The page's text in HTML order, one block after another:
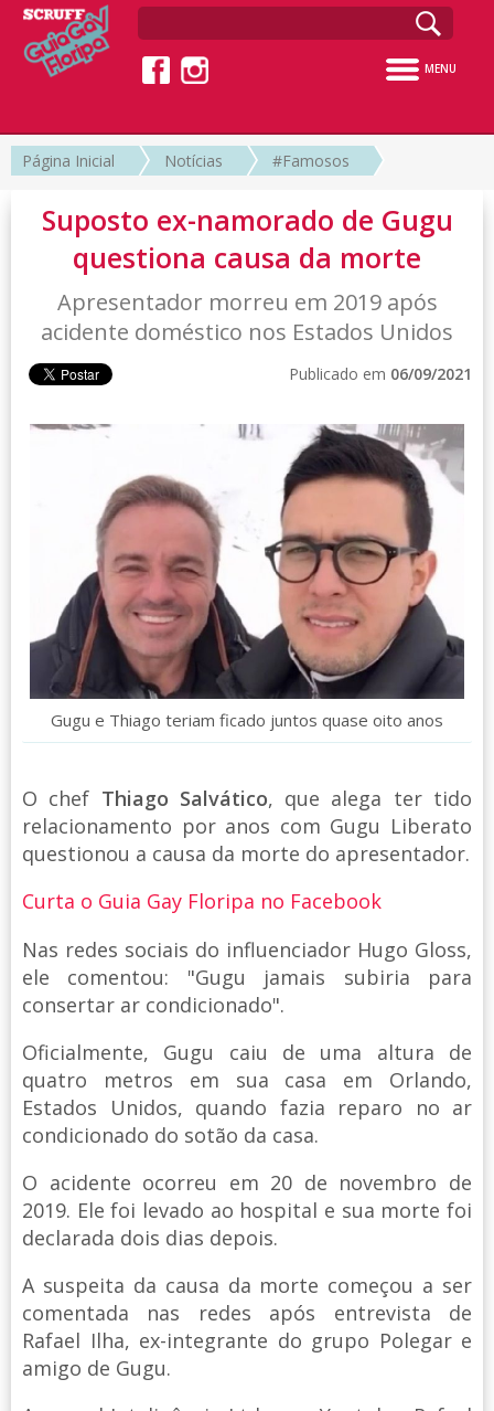
MENU
Página Inicial Notícias #Famosos
Suposto ex-namorado de Gugu
questiona causa da morte
Apresentador morreu em 2019 após
acidente doméstico nos Estados Unidos
Publicado em 06/09/2021
Gugu e Thiago teriam ficado juntos quase oito anos
O chef Thiago Salvático, que alega ter tido
relacionamento por anos com Gugu Liberato
questionou a causa da morte do apresentador.
Curta o Guia Gay Floripa no Facebook
Nas redes sociais do influenciador Hugo Gloss,
ele comentou: "Gugu jamais subiria para
consertar ar condicionado".
Oficialmente, Gugu caiu de uma altura de
quatro metros em sua casa em Orlando,
Estados Unidos, quando fazia reparo no ar
condicionado do sotão da casa.
O acidente ocorreu em 20 de novembro de
2019. Ele foi levado ao hospital e sua morte foi
declarada dois dias depois.
A suspeita da causa da morte começou a ser
comentada nas redes após entrevista de
Rafael Ilha, ex-integrante do grupo Polegar e
amigo de Gugu.